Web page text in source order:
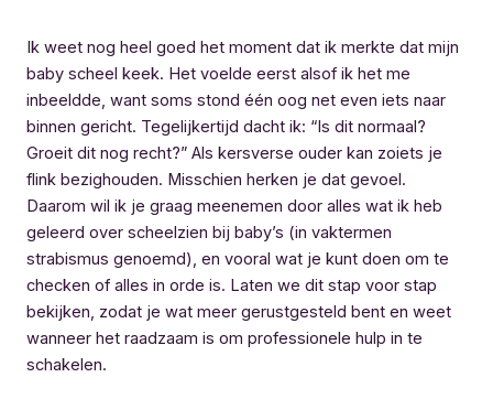
Ik weet nog heel goed het moment dat ik merkte dat mijn
baby scheel keek. Het voelde eerst alsof ik het me
inbeeldde, want soms stond één oog net even iets naar
binnen gericht. Tegelijkertijd dacht ik: “Is dit normaal?
Groeit dit nog recht?” Als kersverse ouder kan zoiets je
flink bezighouden. Misschien herken je dat gevoel.
Daarom wil ik je graag meenemen door alles wat ik heb
geleerd over scheelzien bij baby’s (in vaktermen
strabismus genoemd), en vooral wat je kunt doen om te
checken of alles in orde is. Laten we dit stap voor stap
bekijken, zodat je wat meer gerustgesteld bent en weet
wanneer het raadzaam is om professionele hulp in te
schakelen.